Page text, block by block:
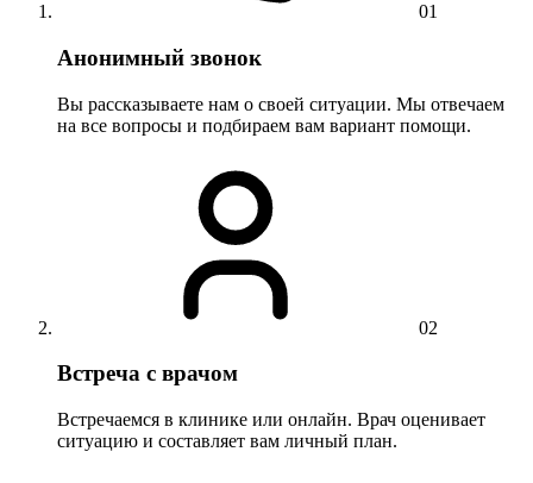
01
Анонимный звонок
Вы рассказываете нам о своей ситуации. Мы отвечаем
на все вопросы и подбираем вам вариант помощи.
02
Встреча с врачом
Встречаемся в клинике или онлайн. Врач оценивает
ситуацию и составляет вам личный план.